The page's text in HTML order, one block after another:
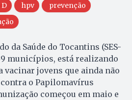
D hpv
prevenção
da Saúde do Tocantins (SES-
municípios, está realizando
vacinar jovens que ainda não
o Papilomavírus
começou em maio e